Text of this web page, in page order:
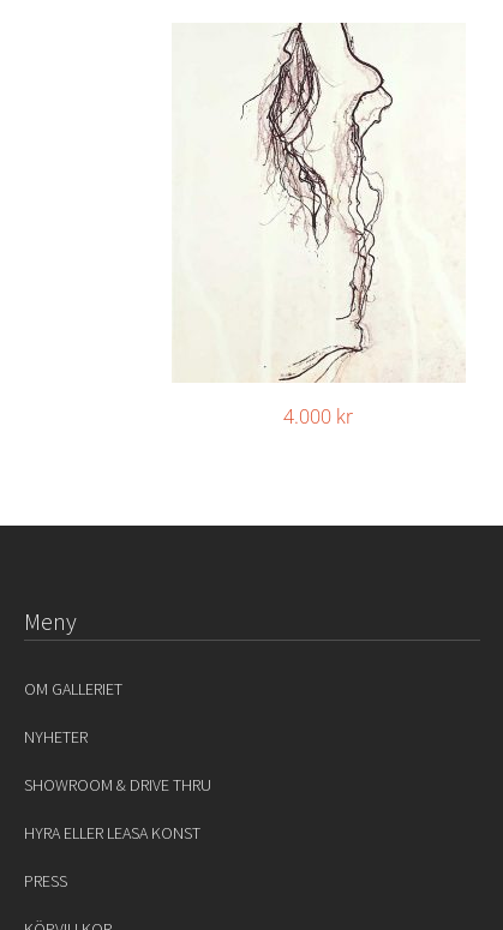
4.000 kr
Meny
OM GALLERIET
NYHETER
SHOWROOM & DRIVE THRU
HYRA ELLER LEASA KONST
PRESS